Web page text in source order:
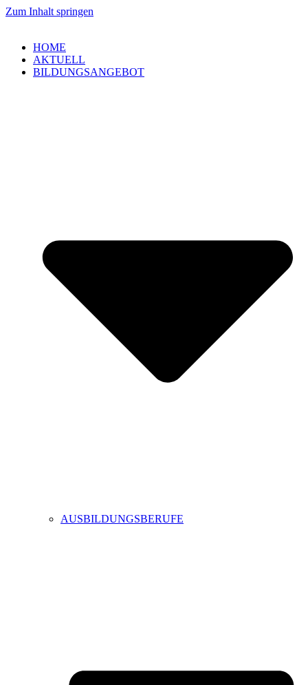
Zum Inhalt springen
HOME
AKTUELL
BILDUNGSANGEBOT
AUSBILDUNGSBERUFE